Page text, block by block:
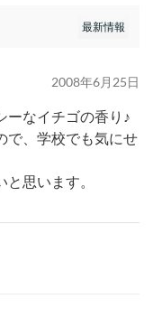
2008年6月25日
ーなイチゴの香り♪
で、学校でも気にせ
思います。